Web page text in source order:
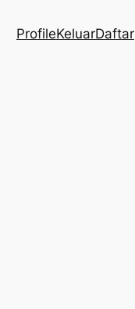
ProfileKeluarDaftar